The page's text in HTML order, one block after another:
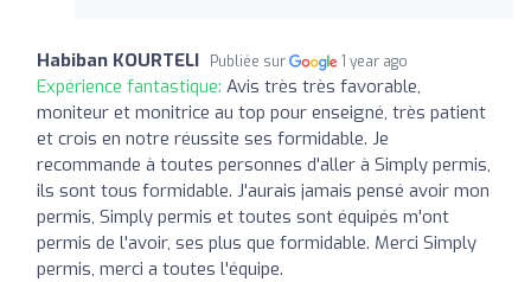
Habiban KOURTELI Publiée sur 1 year ago
Expérience fantastique: Avis très très favorable,
moniteur et monitrice au top pour enseigné, très patient
et crois en notre réussite ses formidable. Je
recommande à toutes personnes d'aller à Simply permis,
ils sont tous formidable. J'aurais jamais pensé avoir mon
permis, Simply permis et toutes sont équipés m'ont
permis de l'avoir, ses plus que formidable. Merci Simply
permis, merci a toutes l'équipe.